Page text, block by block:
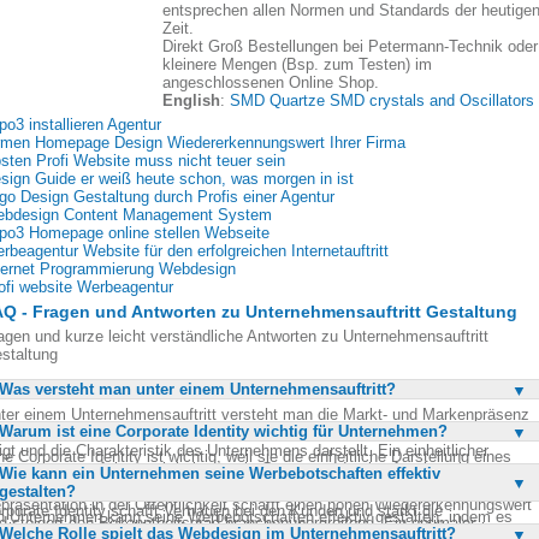
entsprechen allen Normen und Standards der heutigen
Zeit.
Direkt Groß Bestellungen bei Petermann-Technik oder
kleinere Mengen (Bsp. zum Testen) im
angeschlossenen Online Shop.
English: SMD Quartze SMD crystals and Oscillators
installieren Agentur
Homepage Design Wiedererkennungswert Ihrer Firma
Profi Website muss nicht teuer sein
Guide er weiß heute schon, was morgen in ist
Design Gestaltung durch Profis einer Agentur
Content Management System
Homepage online stellen Webseite
Website für den erfolgreichen Internetauftritt
Programmierung Webdesign
website Werbeagentur
- Fragen und Antworten zu Unternehmensauftritt Gestaltung
und kurze leicht verständliche Antworten zu Unternehmensauftritt
Was versteht man unter einem Unternehmensauftritt?
einem Unternehmensauftritt versteht man die Markt- und Markenpräsenz
Unternehmens. Es ist die Wirkung, die das Unternehmen nach außen hin
und die Charakteristik des Unternehmens darstellt. Ein einheitlicher
auch bekannt als Corporate Identity, fungiert als
des Unternehmens und macht es unverwechselbar. Eine positive
in der Öffentlichkeit schafft einen hohen Wiedererkennungswert
steigert den Bekanntheitsgrad branchenübergreifend. Ein optimaler
Warum ist eine Corporate Identity wichtig für Unternehmen?
Corporate Identity ist wichtig, weil sie die einheitliche Darstellung eines
nach außen gewährleistet. Sie sorgt dafür, dass das
wird und sich von der Konkurrenz abhebt. Eine starke
Identity schafft Vertrauen bei den Kunden und stärkt die
Sie hilft auch dabei, die Kernkompetenzen des Unternehmens
Wie kann ein Unternehmen seine Werbebotschaften effektiv
gestalten?
Unternehmen kann seine Werbebotschaften effektiv gestalten, indem es
und prägnante Botschaften entwickelt, die die Kernkompetenzen und
Welche Rolle spielt das Webdesign im Unternehmensauftritt?